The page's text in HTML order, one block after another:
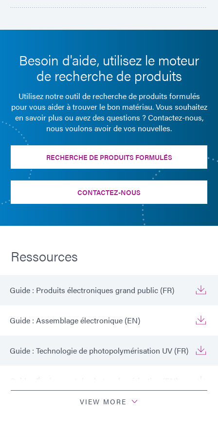
Besoin d'aide, utilisez le moteur
de recherche de produits
Utilisez notre outil de recherche de produits formulés
pour vous aider à trouver le bon matériau. Vous souhaitez
en savoir plus ou avez des questions ? Contactez-nous,
nous voulons avoir de vos nouvelles.
RECHERCHE DE PRODUITS FORMULÉS
CONTACTEZ-NOUS
Ressources
Guide : Produits électroniques grand public (FR)
Guide : Assemblage électronique (EN)
Guide : Technologie de photopolymérisation UV (FR)
Guide : Équipement de photopolymérisation (EN)
VIEW MORE